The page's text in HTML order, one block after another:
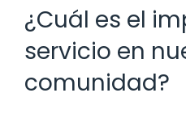
¿Cuál es el
servicio en
comunidad?